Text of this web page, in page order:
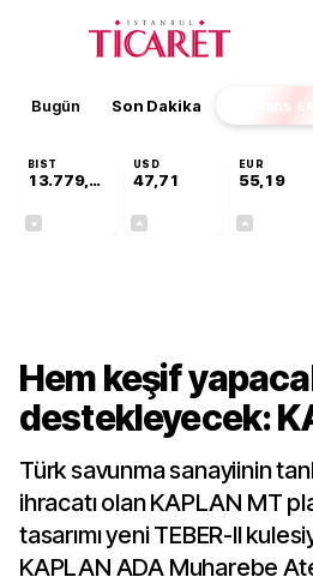
Bugün Son Dakika Finans
BIST
13.779,39
USD
47,71
EUR
55,19
Hem keşif
destekleyecek:
Türk savunma sanayiinin
ihracatı olan KAPLAN MT
tasarımı yeni TEBER-II
KAPLAN ADA Muharebe